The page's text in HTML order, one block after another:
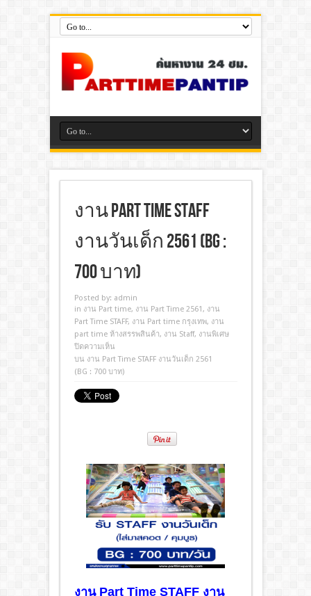
งาน Part Time STAFF
งานวันเด็ก 2561 (BG :
700 บาท)
Posted by: admin
in งาน Part time, งาน Part Time 2561 , งาน
Part Time STAFF, งาน Part time กรุงเทพ, งาน
part time ห้างสรรพสินค้า, งาน Staff, งานพิเศษ
ปิดความเห็น
บน งาน Part Time STAFF งานวันเด็ก 2561
(BG : 700 บาท)
งาน Part Time STAFFงาน